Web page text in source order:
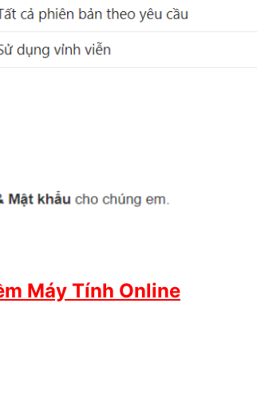
Máy Tính Online